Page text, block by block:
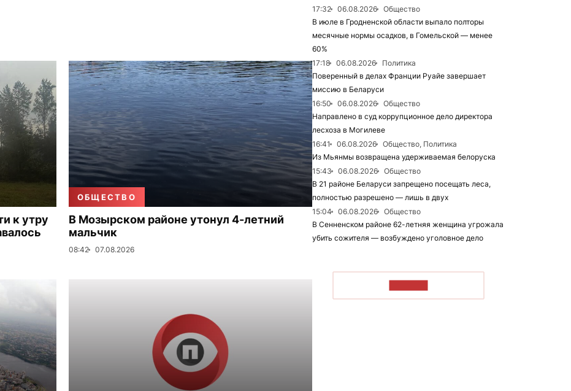
к утру
ОБЩЕСТВО
В Мозырском районе утонул 4-летний
мальчик
08:42 07.08.2026
17:32
06.08.2026
Общество
В июле в Гродненской области выпало полторы
месячные нормы осадков, в Гомельской — менее
60%
17:18
06.08.2026
Политика
Поверенный в делах Франции Руайе завершает
миссию в Беларуси
16:50
06.08.2026
Общество
Направлено в суд коррупционное дело директора
лесхоза в Могилеве
16:41
06.08.2026
Общество, Политика
Из Мьянмы возвращена удерживаемая белоруска
15:43
06.08.2026
Общество
В 21 районе Беларуси запрещено посещать леса,
полностью разрешено — лишь в двух
15:04
06.08.2026
Общество
В Сенненском районе 62-летняя женщина угрожала
убить сожителя — возбуждено уголовное дело